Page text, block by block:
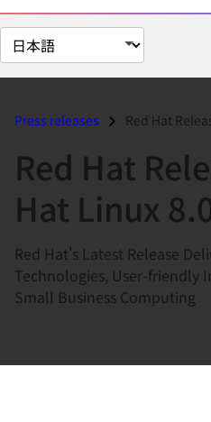
ペ
ー
の
く
Press releases Red Hat
Red Hat
Hat Linux
Red Hat's Latest Release
Technologies, User-friendly
Small Business Computing